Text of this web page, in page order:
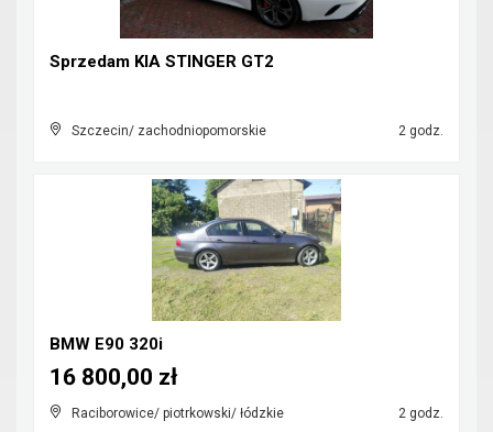
Sprzedam KIA STINGER GT2
Szczecin/ zachodniopomorskie 2 godz.
BMW E90 320i
Raciborowice/ piotrkowski/ łódzkie 2 godz.
16 800,00 zł